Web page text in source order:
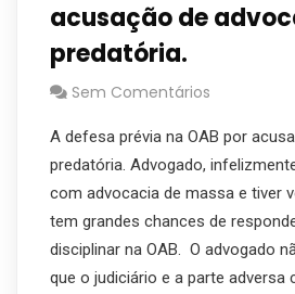
acusação de
predatória.
Sem Comentários
A defesa prévia na OAB por
predatória. Advogado,
com advocacia de massa e tiver
tem grandes chances de
disciplinar na OAB. O advogado
que o judiciário e a parte adversa